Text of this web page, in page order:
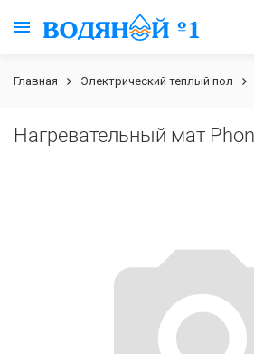
Главная Электрический теплый пол
Нагревательный мат